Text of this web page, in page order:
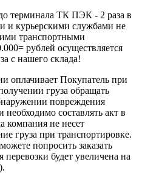
терминала ТК ПЭК - 2 раза в
и курьерскими службами не
транспортными
рублей осуществляется
с нашего склада!
оплачивает Покупатель при
груза обращать
повреждения
составлять акт в
компания не несет
груза при транспортировке.
попросить заказать
будет увеличена на